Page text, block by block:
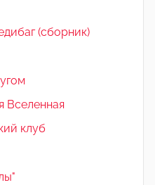
(сборник)
Вселенная
клуб